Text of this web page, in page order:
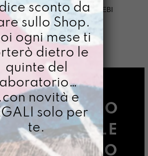
GAZPACHO>KOMOREBI
FILTRI
LEGGENDO
PAROLE LE
SONO
sconto da
sullo Shop.
ogni mese ti
dietro le
quinte del
laboratorio…
novità e
solo per
te.